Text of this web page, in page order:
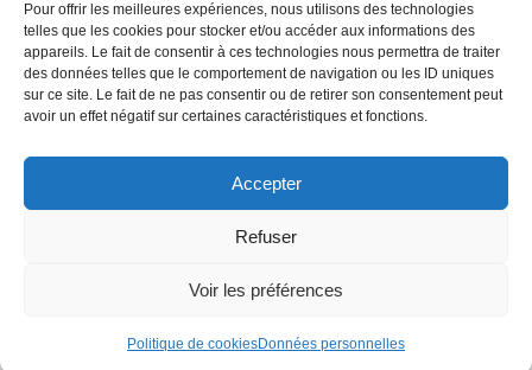
Pour offrir les meilleures expériences, nous utilisons des technologies
telles que les cookies pour stocker et/ou accéder aux informations des
appareils. Le fait de consentir à ces technologies nous permettra de traiter
des données telles que le comportement de navigation ou les ID uniques
sur ce site. Le fait de ne pas consentir ou de retirer son consentement peut
avoir un effet négatif sur certaines caractéristiques et fonctions.
Accepter
Refuser
Voir les préférences
Politique de cookiesDonnées personnelles
POLITIQUE DE COOKIES
(UE)
Adresse email
Lettre d’info spéciale Outre-Mer